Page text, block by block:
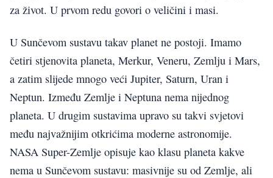
za život. U prvom redu govori o veličini i masi.
U Sunčevom sustavu takav planet ne postoji. Imamo
četiri stjenovita planeta, Merkur, Veneru, Zemlju i Mars,
a zatim slijede mnogo veći Jupiter, Saturn, Uran i
Neptun. Između Zemlje i Neptuna nema nijednog
planeta. U drugim sustavima upravo su takvi svjetovi
među najvažnijim otkrićima moderne astronomije.
NASA Super-Zemlje opisuje kao klasu planeta kakve
nema u Sunčevom sustavu: masivnije su od Zemlje, ali